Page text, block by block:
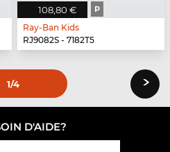
108,80 € P
Ray-Ban Kids
RJ9082S - 7182T5
1/4 ›
D'AIDE?